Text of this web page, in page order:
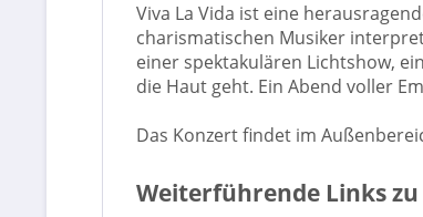
Viva La Vida ist eine
charismatischen Musiker
einer spektakulären Lichtshow,
die Haut geht. Ein Abend voller
Das Konzert findet im
Weiterführende Links